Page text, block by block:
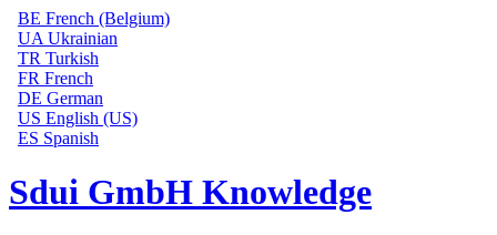
BE French (Belgium)
UA Ukrainian
TR Turkish
FR French
DE German
US English (US)
ES Spanish
Sdui GmbH Knowledge